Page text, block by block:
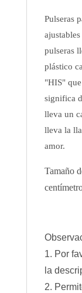
Pulseras
pulseras
plástico
"HIS"
significa
lleva un
lleva la
amor.
Tamaño
1. Por
la
2.